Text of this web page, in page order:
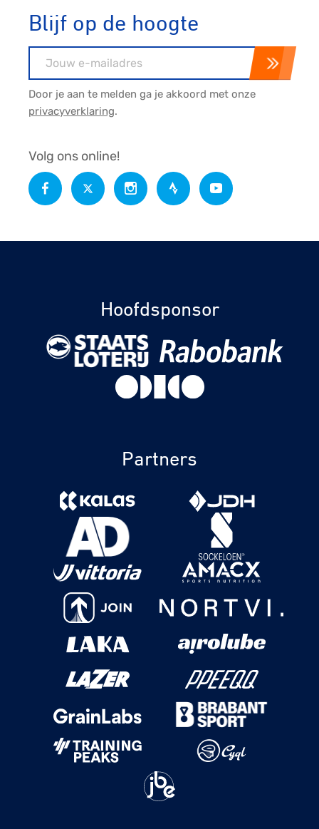
Blijf op de hoogte
Door je aan te melden ga je akkoord met onze
privacyverklaring.
Volg ons online!
Hoofdsponsor
Partners